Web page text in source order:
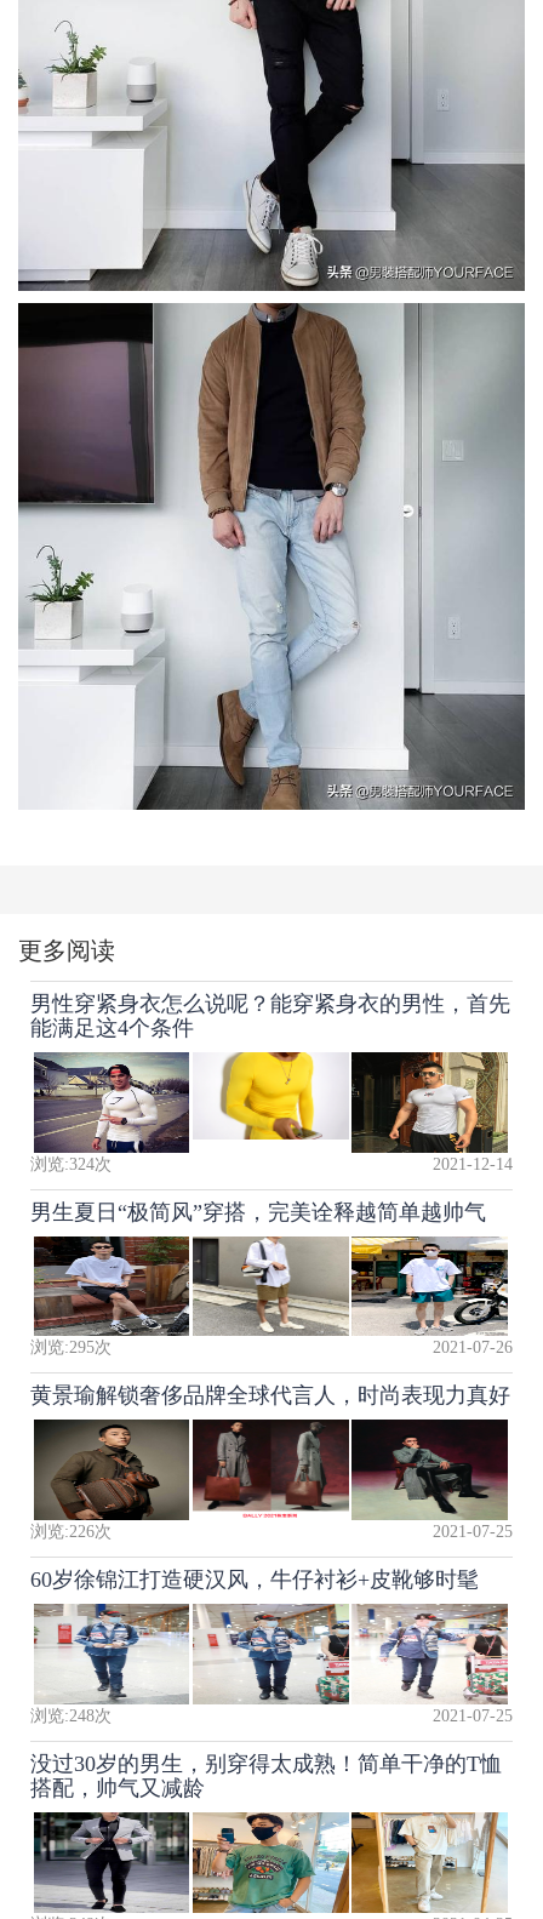
更多阅读
男性穿紧身衣怎么说呢？能穿紧身衣的男性，首先
能满足这4个条件
浏览:324次 2021-12-14
男生夏日“极简风”穿搭，完美诠释越简单越帅气
浏览:295次 2021-07-26
黄景瑜解锁奢侈品牌全球代言人，时尚表现力真好
浏览:226次 2021-07-25
60岁徐锦江打造硬汉风，牛仔衬衫+皮靴够时髦
浏览:248次 2021-07-25
没过30岁的男生，别穿得太成熟！简单干净的T恤
搭配，帅气又减龄